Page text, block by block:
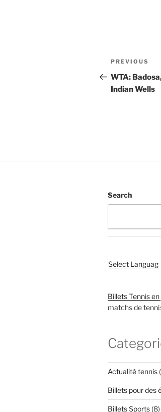
Post
Previous
Post
PREVIOUS
WTA:
Indian Wells
Search
Select Language
Billets Tennis
matchs de tennis
Actualité tennis
Billets pour des
Billets Sports (8)